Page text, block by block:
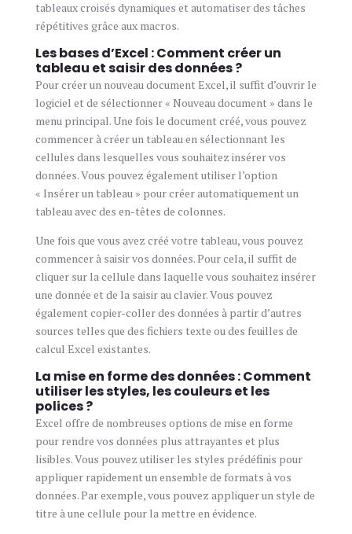
tableaux croisés dynamiques et automatiser des tâches
répétitives grâce aux macros.
Les bases d’Excel : Comment créer un
tableau et saisir des données ?
Pour créer un nouveau document Excel, il suffit d’ouvrir le
logiciel et de sélectionner « Nouveau document » dans le
menu principal. Une fois le document créé, vous pouvez
commencer à créer un tableau en sélectionnant les
cellules dans lesquelles vous souhaitez insérer vos
données. Vous pouvez également utiliser l’option
« Insérer un tableau » pour créer automatiquement un
tableau avec des en-têtes de colonnes.
Une fois que vous avez créé votre tableau, vous pouvez
commencer à saisir vos données. Pour cela, il suffit de
cliquer sur la cellule dans laquelle vous souhaitez insérer
une donnée et de la saisir au clavier. Vous pouvez
également copier-coller des données à partir d’autres
sources telles que des fichiers texte ou des feuilles de
calcul Excel existantes.
La mise en forme des données : Comment
utiliser les styles, les couleurs et les
polices ?
Excel offre de nombreuses options de mise en forme
pour rendre vos données plus attrayantes et plus
lisibles. Vous pouvez utiliser les styles prédéfinis pour
appliquer rapidement un ensemble de formats à vos
données. Par exemple, vous pouvez appliquer un style de
titre à une cellule pour la mettre en évidence.